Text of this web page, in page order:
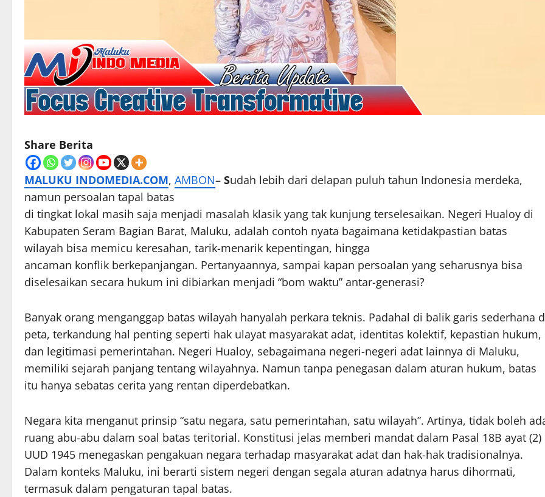
Share Berita
MALUKU INDOMEDIA.COM, AMBON– Sudah lebih dari delapan puluh tahun Indonesia merdeka,
namun persoalan tapal batas
di tingkat lokal masih saja menjadi masalah klasik yang tak kunjung terselesaikan. Negeri Hualoy di
Kabupaten Seram Bagian Barat, Maluku, adalah contoh nyata bagaimana ketidakpastian batas
wilayah bisa memicu keresahan, tarik-menarik kepentingan, hingga
ancaman konflik berkepanjangan. Pertanyaannya, sampai kapan persoalan yang seharusnya bisa
diselesaikan secara hukum ini dibiarkan menjadi “bom waktu” antar-generasi?
Banyak orang menganggap batas wilayah hanyalah perkara teknis. Padahal di balik garis sederhana
peta, terkandung hal penting seperti hak ulayat masyarakat adat, identitas kolektif, kepastian hukum,
dan legitimasi pemerintahan. Negeri Hualoy, sebagaimana negeri-negeri adat lainnya di Maluku,
memiliki sejarah panjang tentang wilayahnya. Namun tanpa penegasan dalam aturan hukum, batas
itu hanya sebatas cerita yang rentan diperdebatkan.
Negara kita menganut prinsip “satu negara, satu pemerintahan, satu wilayah”. Artinya, tidak boleh
ruang abu-abu dalam soal batas teritorial. Konstitusi jelas memberi mandat dalam Pasal 18B ayat (2)
UUD 1945 menegaskan pengakuan negara terhadap masyarakat adat dan hak-hak tradisionalnya.
Dalam konteks Maluku, ini berarti sistem negeri dengan segala aturan adatnya harus dihormati,
termasuk dalam pengaturan tapal batas.